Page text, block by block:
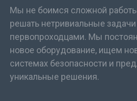
Мы не боимся сложной
решать нетривиальные
первопроходцами. Мы
новое оборудование, ищем
системах безопасности и
уникальные решения.